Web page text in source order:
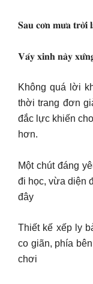
𝐒𝐚𝐮 𝐜𝐨̛𝐧 𝐦𝐮̛𝐚 𝐭𝐫𝐨̛̀𝐢
𝐕𝐚́𝐲 𝐱𝐢𝐧𝐡 𝐧𝐚̀𝐲
Không quá lời
thời trang đơn
đắc lực khiến
hơn.
Một chút đáng
đi học, vừa diện
đây
Thiết kế xếp ly
co giãn, phía
chơi